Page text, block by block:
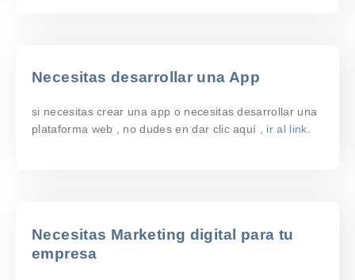
Necesitas desarrollar una App
si necesitas crear una app o necesitas desarrollar una
plataforma web , no dudes en dar clic aquí , ir al link.
Necesitas Marketing digital para tu
empresa